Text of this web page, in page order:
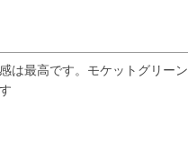
は最高です。モケットグリー